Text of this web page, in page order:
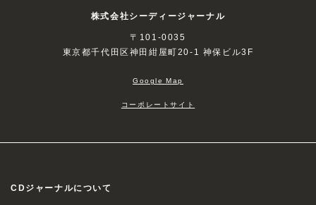
株式会社シーディージャーナル
〒101-0035
東京都千代田区神田紺屋町20-1 神保ビル3F
Google Map
コーポレートサイト
CDジャーナルについて